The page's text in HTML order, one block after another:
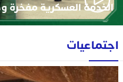
الخدمة العسكرية مفخرة
اجتماعيات